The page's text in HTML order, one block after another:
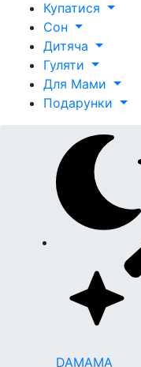
Купатися
Сон
Дитяча
Гуляти
Для Мами
Подарунки
DAMAMA